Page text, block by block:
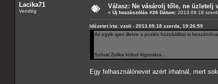
Lacika71
Vendég
Válasz: Ne vásárolj tőle, ne üzletelj
« Új hozzászólás #26 Dátum: 2013.09.18
Idézetet írta: vzoli - 2013.09.18 szerda, 19:26:59
Az egyik igen illetve a pozitív hozzáállást is
Szóval Zolika költsd légzsákra....
Egy felhasználónevet azért írhatnál, mert